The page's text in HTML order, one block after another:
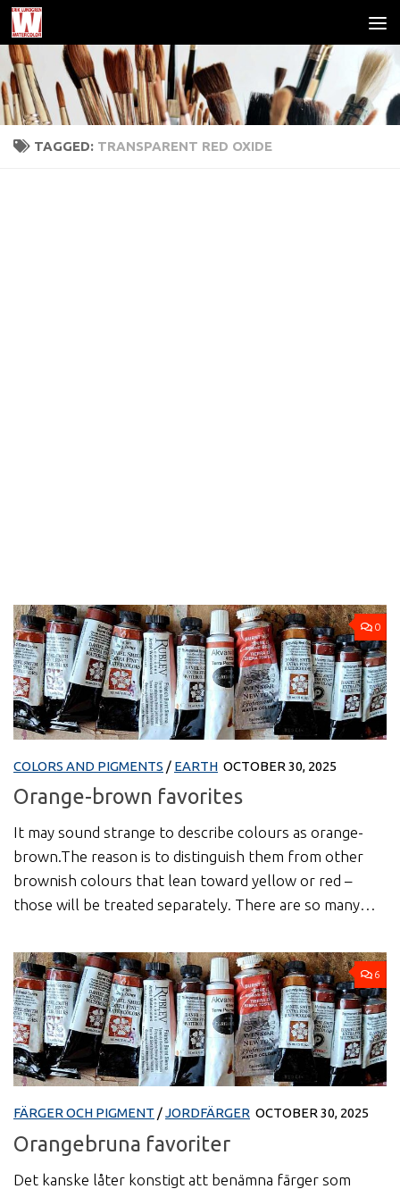
Skip to content
TAGGED: TRANSPARENT RED OXIDE
0
COLORS AND PIGMENTS / EARTH OCTOBER 30, 2025
Orange-brown favorites
It may sound strange to describe colours as orange-
brown.The reason is to distinguish them from other
brownish colours that lean toward yellow or red –
those will be treated separately. There are so many…
6
FÄRGER OCH PIGMENT /JORDFÄRGER OCTOBER 30, 2025
Orangebruna favoriter
Det kanske låter konstigt att benämna färger som